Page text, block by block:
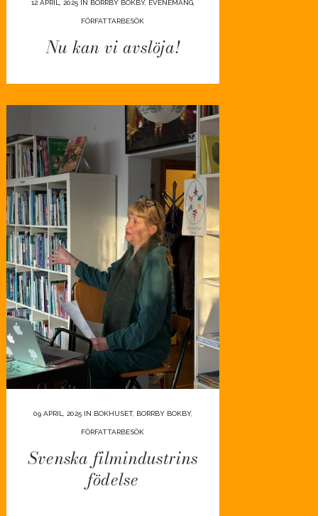
12 APRIL, 2025IN BORRBY BOKBY, EVENEMANG,
FÖRFATTARBESÖK
Nu kan vi avslöja!
09 APRIL, 2025IN BOKHUSET, BORRBY BOKBY,
FÖRFATTARBESÖK
Svenska filmindustrins
födelse